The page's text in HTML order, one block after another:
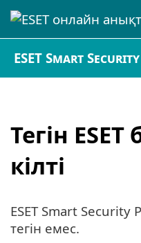
ESET Smart
Тегін
кілті
ESET Smart
тегін емес.